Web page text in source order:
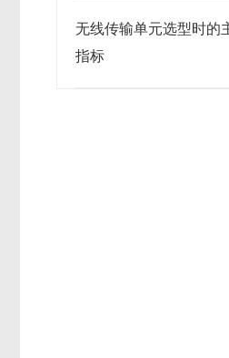
无线传输单元选型时的
指标